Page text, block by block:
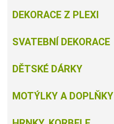
DEKORACE Z PLEXI
SVATEBNÍ DEKORACE
DĚTSKÉ DÁRKY
MOTÝLKY A DOPLŇKY